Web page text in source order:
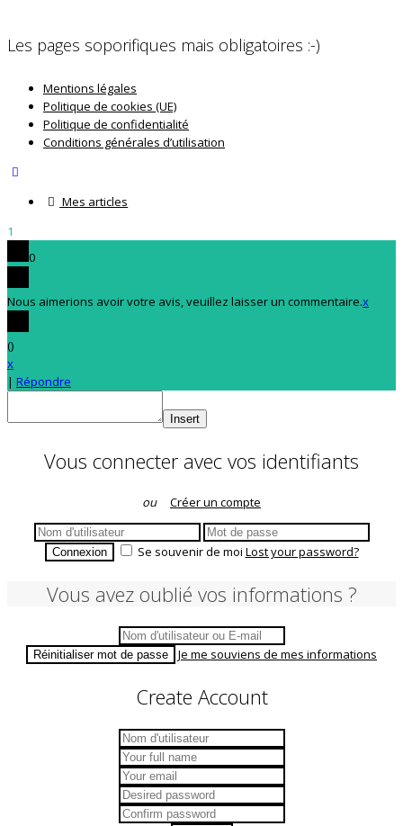
Les pages soporifiques mais obligatoires :-)
Mentions légales
Politique de cookies (UE)
Politique de confidentialité
Conditions générales d’utilisation
Mes articles
1
0
Nous aimerions avoir votre avis, veuillez laisser un commentaire.x
()
x
| Répondre
Insert
Vous connecter avec vos identifiants
ou Créer un compte
Connexion Se souvenir de moi Lost your password?
Vous avez oublié vos informations ?
Réinitialiser mot de passe Je me souviens de mes informations
Create Account